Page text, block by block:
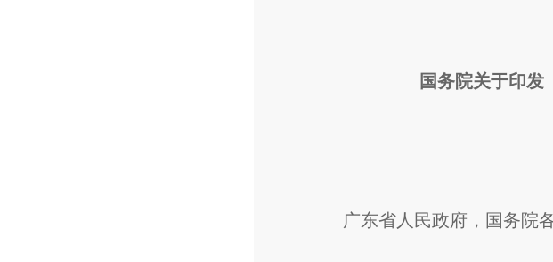
国务院关于印发
广东省人民政府，国务院各